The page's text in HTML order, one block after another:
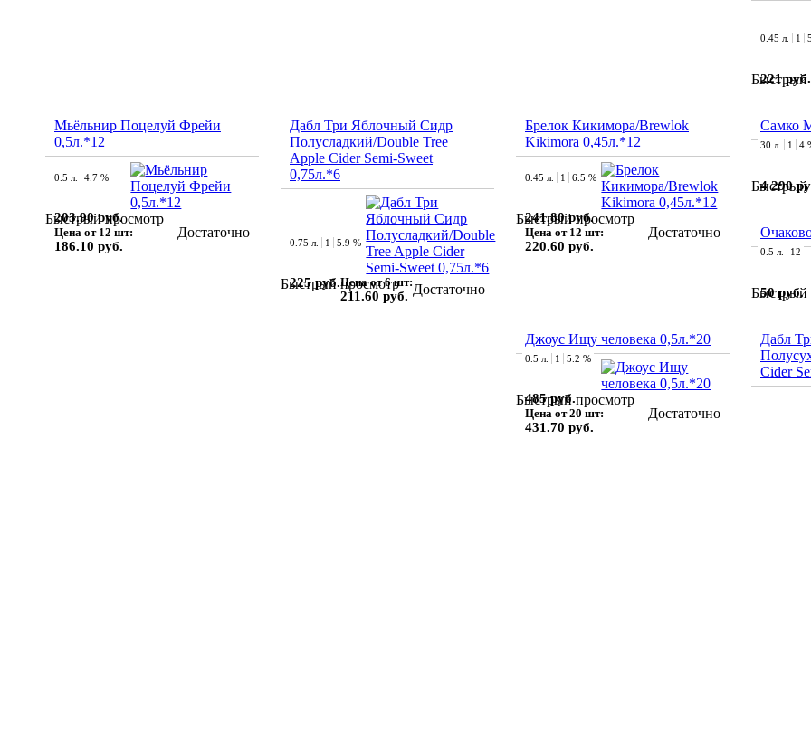
Быстрый
0.45 л. 1
221 руб.
Мьёльнир Поцелуй Фрейи
0,5л.*12
Быстрый просмотр
0.5 л. 4.7 %
203.90 руб.
Цена от 12 шт:
186.10 руб.
Достаточно
Дабл Три Яблочный Сидр
Полусладкий/Double Tree
Apple Cider Semi-Sweet
0,75л.*6
Быстрый просмотр
0.75 л. 1 5.9 %
225 руб.Цена от 6 шт:
211.60 руб. Достаточно
Брелок Кикимора/Brewlok
Kikimora 0,45л.*12
Быстрый просмотр
0.45 л. 1 6.5 %
241.80 руб.
Цена от 12 шт:
220.60 руб.
Достаточно
Самко
Быстрый
30 л. 1 4
4 290
Быстрый
0.5 л. 12
50 руб.
Джоус Ищу человека 0,5л.*20
Быстрый просмотр
0.5 л. 1 5.2 %
485 руб.
Цена от 20 шт:
431.70 руб.
Достаточно
Дабл
Cider